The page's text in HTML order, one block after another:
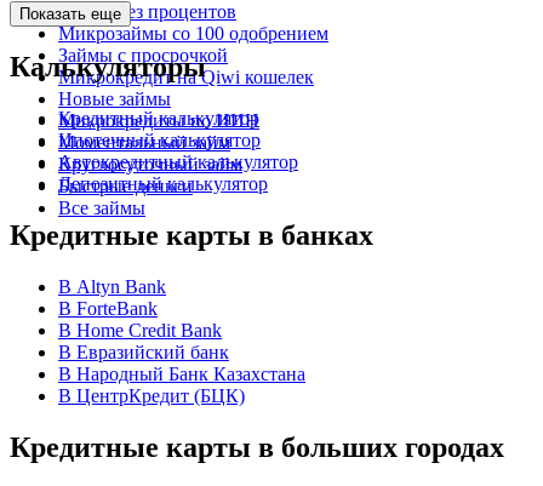
Займы без процентов
Микрозаймы со 100 одобрением
Займы с просрочкой
Микрокредит на Qiwi кошелек
Новые займы
Микрокредиты по ИИН
Моментальный займ
Круглосуточный займ
Быстрые деньги
Все займы
Показать еще
Калькуляторы
Кредитный калькулятор
Ипотечный калькулятор
Автокредитный калькулятор
Депозитный калькулятор
Кредитные карты в банках
В Altyn Bank
В ForteBank
В Home Credit Bank
В Евразийский банк
В Народный Банк Казахстана
В ЦентрКредит (БЦК)
Кредитные карты в больших городах